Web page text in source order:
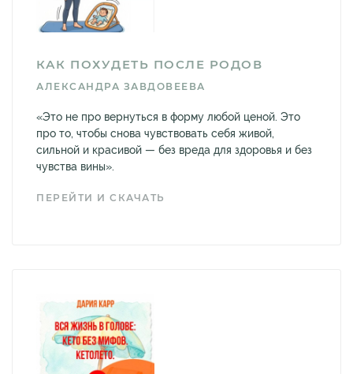
КАК ПОХУДЕТЬ ПОСЛЕ РОДОВ
АЛЕКСАНДРА ЗАВДОВЕЕВА
«Это не про вернуться в форму любой ценой. Это
про то, чтобы снова чувствовать себя живой,
сильной и красивой — без вреда для здоровья и без
чувства вины».
ПЕРЕЙТИ И СКАЧАТЬ